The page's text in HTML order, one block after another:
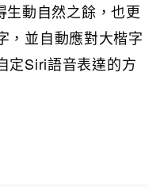
動自然之餘，也更
，並自動應對大楷字
定Siri語音表達的方